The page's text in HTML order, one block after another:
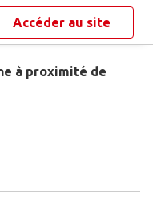
Accéder au site
à proximité de